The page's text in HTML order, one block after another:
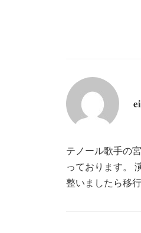
テノール歌手の
っております。
整いましたら移